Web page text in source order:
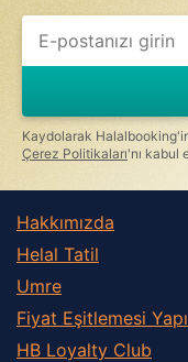
Kaydolarak
Çerez Politikaları'nı kabul
Hakkımızda
Helal Tatil
Umre
Fiyat Eşitlemesi
HB Loyalty Club